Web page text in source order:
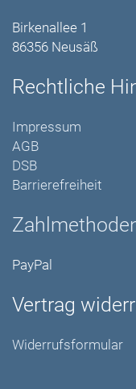
Birkenallee 1
86356 Neusäß
Rechtliche
Impressum
AGB
DSB
Barrierefreiheit
PayPal
Vertrag
Widerrufsformular